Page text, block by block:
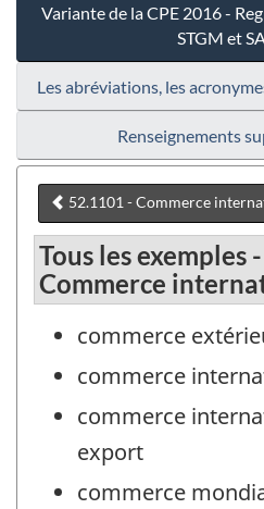
Variante de la CPE 2016 -
STGM et
Les abréviations, les
Renseignements
52.1101 - Commerce
Tous les exemples
Commerce
commerce
commerce
commerce
export
commerce